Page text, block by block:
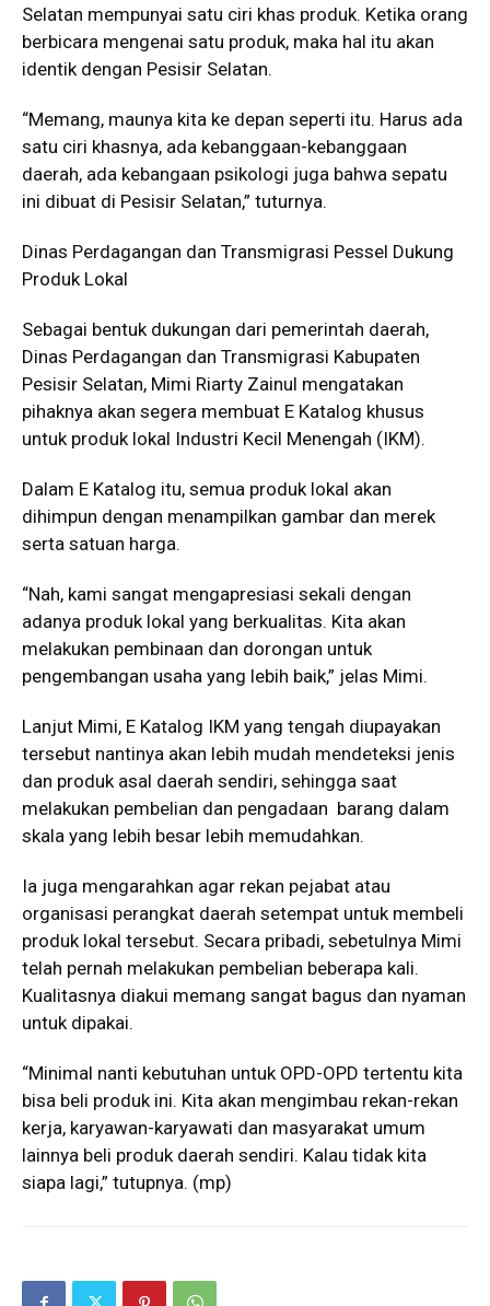
Selatan mempunyai satu ciri khas produk. Ketika orang
berbicara mengenai satu produk, maka hal itu akan
identik dengan Pesisir Selatan.
“Memang, maunya kita ke depan seperti itu. Harus ada
satu ciri khasnya, ada kebanggaan-kebanggaan
daerah, ada kebangaan psikologi juga bahwa sepatu
ini dibuat di Pesisir Selatan,” tuturnya.
Dinas Perdagangan dan Transmigrasi Pessel Dukung
Produk Lokal
Sebagai bentuk dukungan dari pemerintah daerah,
Dinas Perdagangan dan Transmigrasi Kabupaten
Pesisir Selatan, Mimi Riarty Zainul mengatakan
pihaknya akan segera membuat E Katalog khusus
untuk produk lokal Industri Kecil Menengah (IKM).
Dalam E Katalog itu, semua produk lokal akan
dihimpun dengan menampilkan gambar dan merek
serta satuan harga.
“Nah, kami sangat mengapresiasi sekali dengan
adanya produk lokal yang berkualitas. Kita akan
melakukan pembinaan dan dorongan untuk
pengembangan usaha yang lebih baik,” jelas Mimi.
Lanjut Mimi, E Katalog IKM yang tengah diupayakan
tersebut nantinya akan lebih mudah mendeteksi jenis
dan produk asal daerah sendiri, sehingga saat
melakukan pembelian dan pengadaan barang dalam
skala yang lebih besar lebih memudahkan.
Ia juga mengarahkan agar rekan pejabat atau
organisasi perangkat daerah setempat untuk membeli
produk lokal tersebut. Secara pribadi, sebetulnya Mimi
telah pernah melakukan pembelian beberapa kali.
Kualitasnya diakui memang sangat bagus dan nyaman
untuk dipakai.
“Minimal nanti kebutuhan untuk OPD-OPD tertentu kita
bisa beli produk ini. Kita akan mengimbau rekan-rekan
kerja, karyawan-karyawati dan masyarakat umum
lainnya beli produk daerah sendiri. Kalau tidak kita
siapa lagi,” tutupnya. (mp)